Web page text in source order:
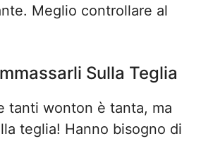
Meglio controllare al
Sulla Teglia
tanti wonton è tanta, ma
teglia! Hanno bisogno di